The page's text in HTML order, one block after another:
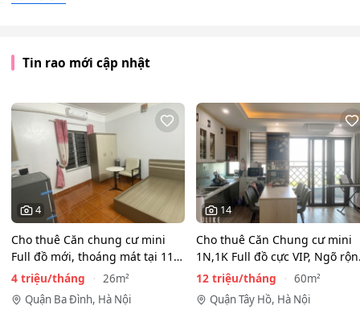
Tin rao mới cập nhật
4
Cho thuê Căn chung cư mini
Full đồ mới, thoáng mát tại 116
Phan Kế Bính, Ba…
4 triệu/tháng
26m²
Quận Ba Đình, Hà Nội
14
Cho thuê Căn Chung cư mini
1N,1K Full đồ cực VIP, Ngõ
View toàn mặt hồ…
12 triệu/tháng
60m²
Quận Tây Hồ, Hà Nội